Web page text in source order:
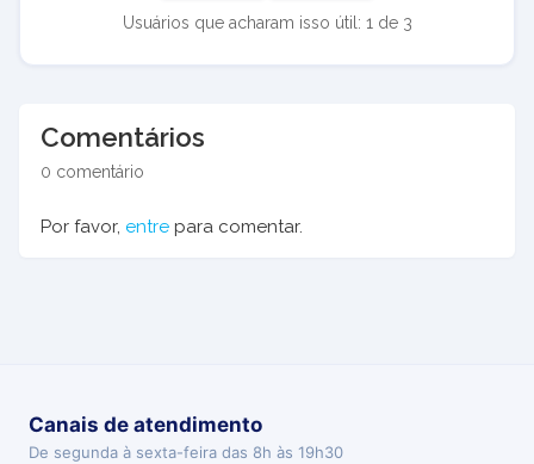
Usuários que acharam isso útil: 1 de 3
Comentários
0 comentário
Por favor, entre para comentar.
Canais de atendimento
De segunda à sexta-feira das 8h às 19h30